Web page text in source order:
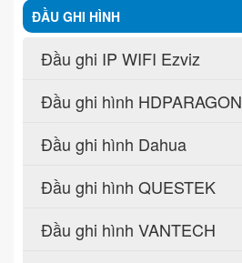
ĐẦU GHI HÌNH
Đầu ghi IP WIFI Ezviz
Đầu ghi hình HDPARAGON
Đầu ghi hình Dahua
Đầu ghi hình QUESTEK
Đầu ghi hình VANTECH